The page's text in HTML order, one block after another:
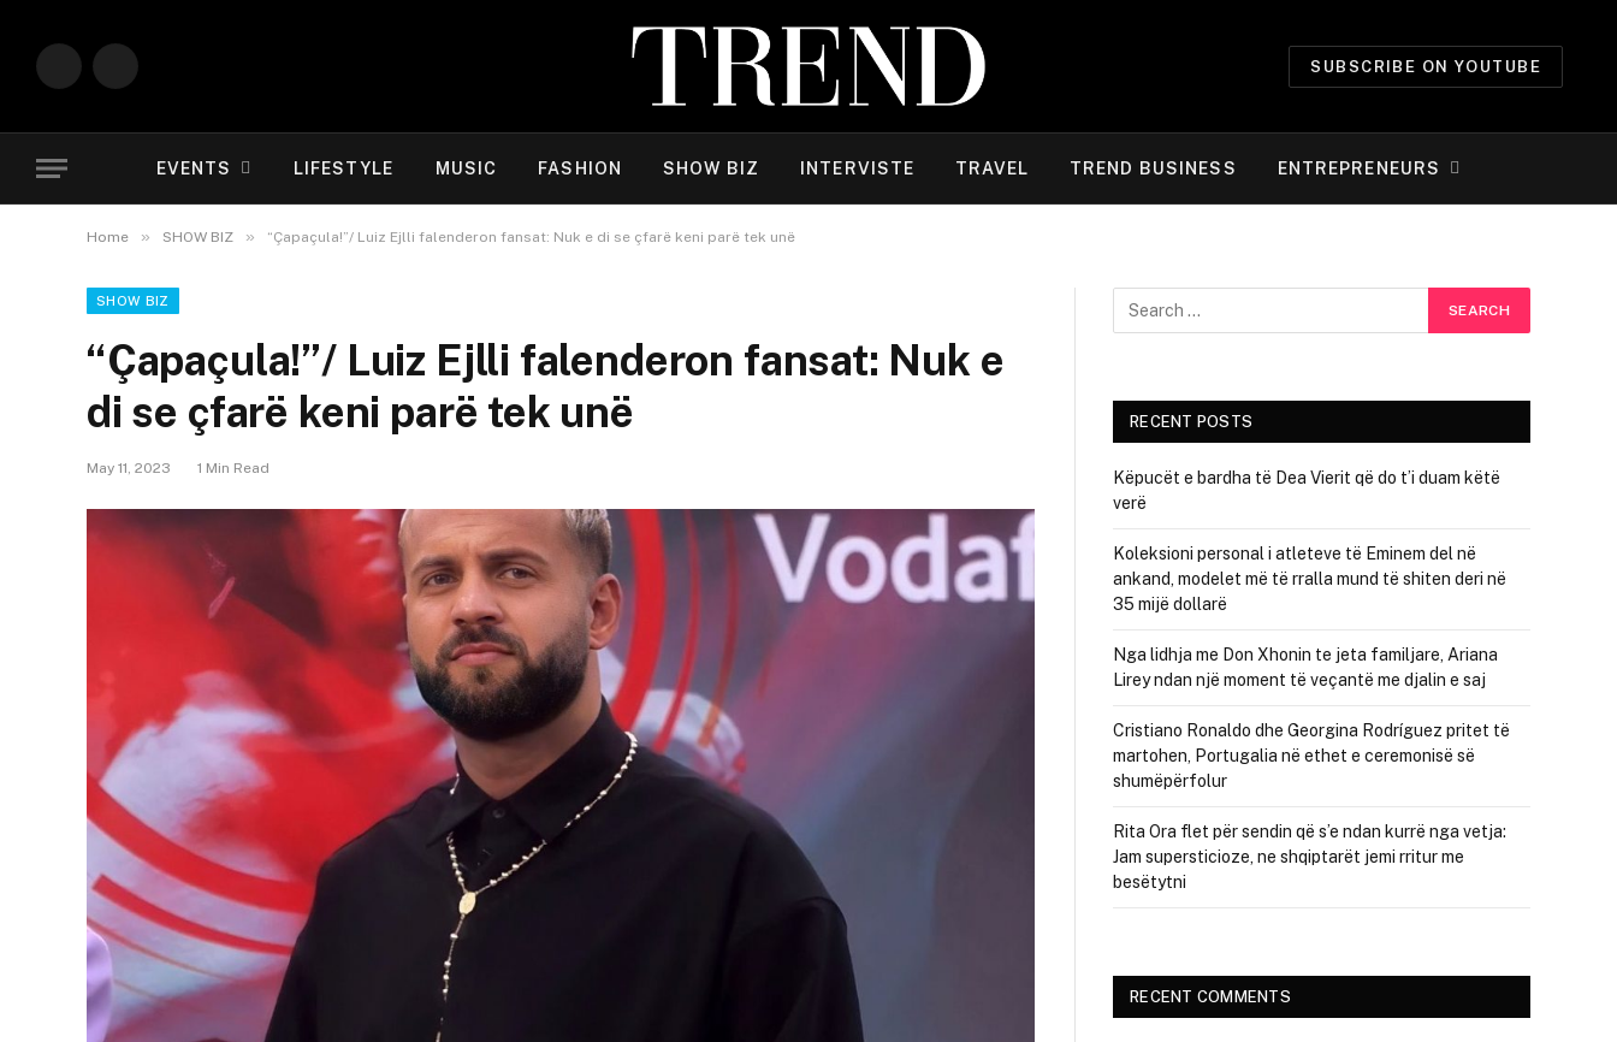
InstagramYouTube
SUBSCRIBE ON YOUTUBE
EVENTS LIFESTYLE MUSIC FASHION SHOW BIZ INTERVISTE TRAVEL TREND BUSINESS ENTREPRENEURS
Home » SHOW BIZ » “Çapaçula!”/ Luiz Ejlli falenderon fansat: Nuk e di se çfarë keni parë tek unë
SHOW BIZ
“Çapaçula!”/ Luiz Ejlli falenderon fansat: Nuk e
di se çfarë keni parë tek unë
May 11, 2023 1 Min Read
RECENT POSTS
Këpucët e bardha të Dea Vierit që do t’i duam këtë
verë
Koleksioni personal i atleteve të Eminem del në
ankand, modelet më të rralla mund të shiten deri në
35 mijë dollarë
Nga lidhja me Don Xhonin te jeta familjare, Ariana
Lirey ndan një moment të veçantë me djalin e saj
Cristiano Ronaldo dhe Georgina Rodríguez pritet të
martohen, Portugalia në ethet e ceremonisë së
shumëpërfolur
Rita Ora flet për sendin që s’e ndan kurrë nga vetja:
Jam supersticioze, ne shqiptarët jemi rritur me
besëtytni
RECENT COMMENTS